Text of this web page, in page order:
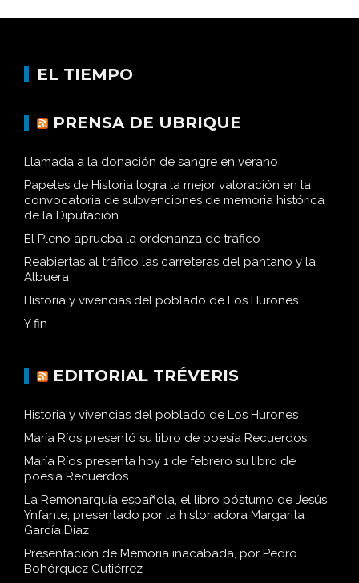
EL TIEMPO
PRENSA DE UBRIQUE
Llamada a la donación de sangre en verano
Papeles de Historia logra la mejor valoración en la
convocatoria de subvenciones de memoria histórica
de la Diputación
El Pleno aprueba la ordenanza de tráfico
Reabiertas al tráfico las carreteras del pantano y la
Albuera
Historia y vivencias del poblado de Los Hurones
Y fin
EDITORIAL TRÉVERIS
Historia y vivencias del poblado de Los Hurones
María Ríos presentó su libro de poesía Recuerdos
María Ríos presenta hoy 1 de febrero su libro de
poesía Recuerdos
La Remonarquía española, el libro póstumo de Jesús
Ynfante, presentado por la historiadora Margarita
García Díaz
Presentación de Memoria inacabada, por Pedro
Bohórquez Gutiérrez